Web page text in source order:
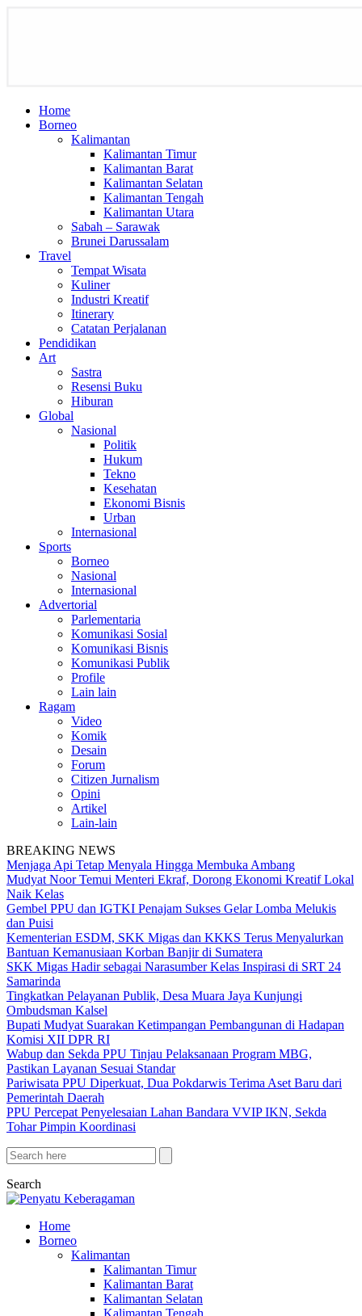
Home
Borneo
Kalimantan
Kalimantan Timur
Kalimantan Barat
Kalimantan Selatan
Kalimantan Tengah
Kalimantan Utara
Sabah – Sarawak
Brunei Darussalam
Travel
Tempat Wisata
Kuliner
Industri Kreatif
Itinerary
Catatan Perjalanan
Pendidikan
Art
Sastra
Resensi Buku
Hiburan
Global
Nasional
Politik
Hukum
Tekno
Kesehatan
Ekonomi Bisnis
Urban
Internasional
Sports
Borneo
Nasional
Internasional
Advertorial
Parlementaria
Komunikasi Sosial
Komunikasi Bisnis
Komunikasi Publik
Profile
Lain lain
Ragam
Video
Komik
Desain
Forum
Citizen Jurnalism
Opini
Artikel
Lain-lain
BREAKING NEWS
Menjaga Api Tetap Menyala Hingga Membuka Ambang
Mudyat Noor Temui Menteri Ekraf, Dorong Ekonomi Kreatif Lokal
Naik Kelas
Gembel PPU dan IGTKI Penajam Sukses Gelar Lomba Melukis
dan Puisi
Kementerian ESDM, SKK Migas dan KKKS Terus Menyalurkan
Bantuan Kemanusiaan Korban Banjir di Sumatera
SKK Migas Hadir sebagai Narasumber Kelas Inspirasi di SRT 24
Samarinda
Tingkatkan Pelayanan Publik, Desa Muara Jaya Kunjungi
Ombudsman Kalsel
Bupati Mudyat Suarakan Ketimpangan Pembangunan di Hadapan
Komisi XII DPR RI
Wabup dan Sekda PPU Tinjau Pelaksanaan Program MBG,
Pastikan Layanan Sesuai Standar
Pariwisata PPU Diperkuat, Dua Pokdarwis Terima Aset Baru dari
Pemerintah Daerah
PPU Percepat Penyelesaian Lahan Bandara VVIP IKN, Sekda
Tohar Pimpin Koordinasi
Search
Home
Borneo
Kalimantan
Kalimantan Timur
Kalimantan Barat
Kalimantan Selatan
Kalimantan Tengah